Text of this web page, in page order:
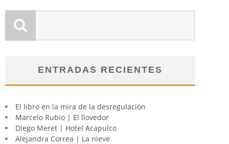
ENTRADAS RECIENTES
El libro en la mira de la desregulación
Marcelo Rubio | El llovedor
Diego Meret | Hotel Acapulco
Alejandra Correa | La nieve